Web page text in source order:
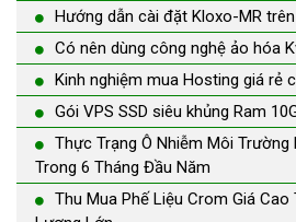
Hướng dẫn cài đặt Kloxo-MR
Có nên dùng công nghệ ảo hóa
Kinh nghiệm mua Hosting giá rẻ
Gói VPS SSD siêu khủng Ram
Thực Trạng Ô Nhiễm Môi
Trong 6 Tháng Đầu Năm
Thu Mua Phế Liệu Crom Giá